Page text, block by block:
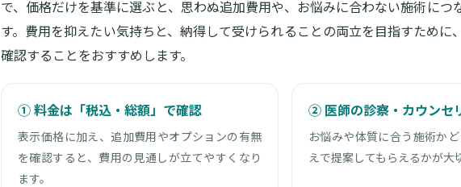
で、価格だけを基準に選ぶと、思わぬ追加費用や、お悩みに合わない施術につ
す。費用を抑えたい気持ちと、納得して受けられることの両立を目指すために
確認することをおすすめします。
① 料金は「税込・総額」で確認
表示価格に加え、追加費用やオプションの有無
を確認すると、費用の見通しが立てやすくなり
ます。
② 医師の診察・カウンセ
お悩みや体質に合う施術か
えで提案してもらえるかが大